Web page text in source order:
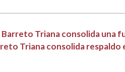
Triana consolida una
Triana consolida